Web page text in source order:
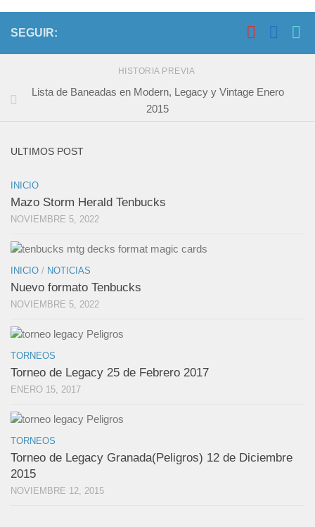
SEGUIR:
HISTORIA PREVIA
Lista de Baneadas en Modern, Legacy y Vintage Enero
2015
ULTIMOS POST
INICIO
Mazo Storm Herald Tenbucks
NOVIEMBRE 5, 2022
INICIO / NOTICIAS
Nuevo formato Tenbucks
NOVIEMBRE 5, 2022
TORNEOS
Torneo de Legacy 25 de Febrero 2017
ENERO 15, 2017
TORNEOS
Torneo de Legacy Granada(Peligros) 12 de Diciembre
2015
NOVIEMBRE 12, 2015